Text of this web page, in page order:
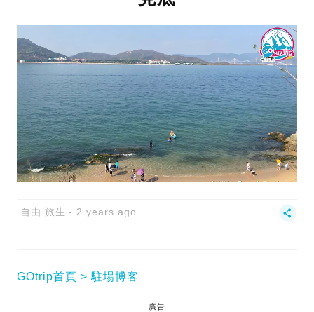
自由.旅生 2 years ago
GOtrip首頁 駐場博客
廣告